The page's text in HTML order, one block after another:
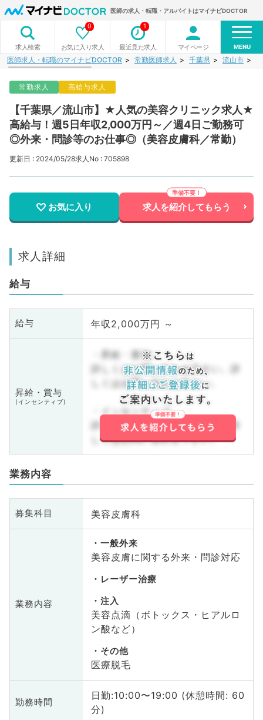
医師の求人・転職・アルバイトはマイナビDOCTOR
求人検索 お気に入り求人
0
最近見た求人
1
マイページ MENU
医師求人・転職のマイナビDOCTOR 常勤医師求人 千葉県 流山市
常勤求人 高給与求人
【千葉県／流山市】★人気の美容クリニック求人★
高給与！週5日年収2,000万円～／週4日ご勤務可
◎外来・問診等のお仕事◎（美容皮膚科／常勤）
更新日 : 2024/05/28求人No : 705898
お気に入り 求人を紹介してもらう
求人詳細
給与
給与 年収2,000万円 ～
昇給・賞与
(インセンティブ)
・昇給・賞与
詳しくはお問い合わせ下さい。詳
しくはお問い合わせ下さい。
・インセンティブ
詳しくはお問い合わせ下さい。詳
しくはお問い合わせ下さい。
業務内容
募集科目 美容皮膚科
業務内容
一般外来
美容皮膚に関する外来・問診対応
レーザー治療
注入
美容点滴（ボトックス・ヒアルロ
ン酸など）
その他
医療脱毛
勤務時間
日勤:10:00〜19:00 (休憩時間: 60
分)